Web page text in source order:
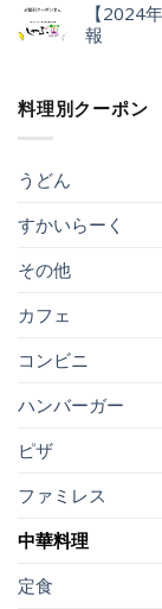
【2024
報
料理別クーポン
うどん
すかいらーく
その他
カフェ
コンビニ
ハンバーガー
ピザ
ファミレス
中華料理
定食